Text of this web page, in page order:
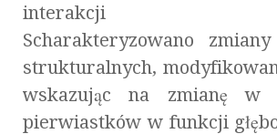
interakcji jon-
Scharakteryzowano zmiany
strukturalnych,
wskazując na zmianę w
pierwiastków w funkcji